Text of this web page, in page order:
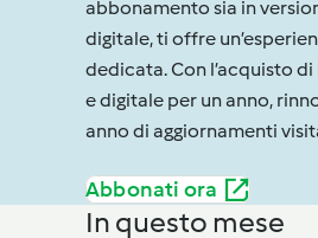
abbonamento sia in
digitale, ti offre
dedicata. Con l’acquisto
e digitale per un anno,
anno di aggiornamenti
Abbonati ora
In questo mese